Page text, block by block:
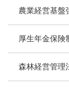
農業経営基盤
厚生年金保険
森林経営管理